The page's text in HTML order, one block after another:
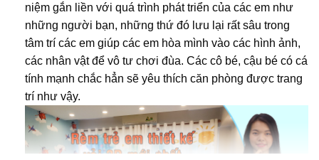
niệm gắn liền với quá trình phát triển của các em như
những người bạn, những thứ đó lưu lại rất sâu trong
tâm trí các em giúp các em hòa mình vào các hình ảnh,
các nhân vật để vô tư chơi đùa. Các cô bé, cậu bé có cá
tính mạnh chắc hẳn sẽ yêu thích căn phòng được trang
trí như vậy.